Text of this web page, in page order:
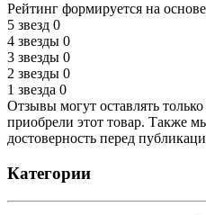
Рейтинг формируется на
5 звезд 0
4 звезды 0
3 звезды 0
2 звезды 0
1 звезда 0
Отзывы могут оставлять
приобрели этот товар. Также
достоверность перед
Категории